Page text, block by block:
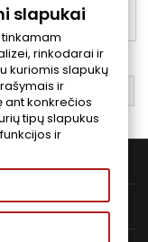
prisitaiko prie...
ATGAL Į VIRŠŲ


slapukai
rinkodarai ir
kuriomis slapukų
ir
ant konkrečios
tipų slapukus
ir